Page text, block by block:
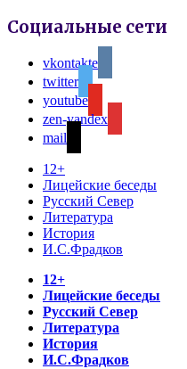
Социальные сети
vkontakte
twitter
youtube
zen-yandex
mail
12+
Лицейские беседы
Русский Север
Литература
История
И.С.Фрадков
12+
Лицейские беседы
Русский Север
Литература
История
И.С.Фрадков